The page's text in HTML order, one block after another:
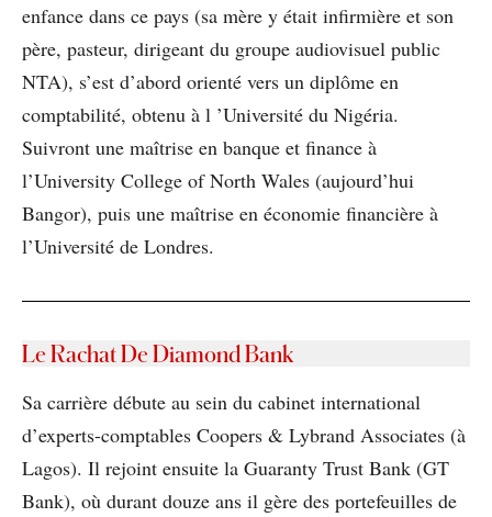
enfance dans ce pays (sa mère y était infirmière et son
père, pasteur, dirigeant du groupe audiovisuel public
NTA), s’est d’abord orienté vers un diplôme en
comptabilité, obtenu à l ’Université du Nigéria.
Suivront une maîtrise en banque et finance à
l’University College of North Wales (aujourd’hui
Bangor), puis une maîtrise en économie financière à
l’Université de Londres.
Le Rachat De Diamond Bank
Sa carrière débute au sein du cabinet international
d’experts-comptables Coopers & Lybrand Associates (à
Lagos). Il rejoint ensuite la Guaranty Trust Bank (GT
Bank), où durant douze ans il gère des portefeuilles de